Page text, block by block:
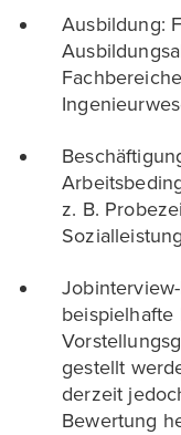
Ausbildung:
z. B.
beispielhafte
gestellt
derzeit
Bewertung